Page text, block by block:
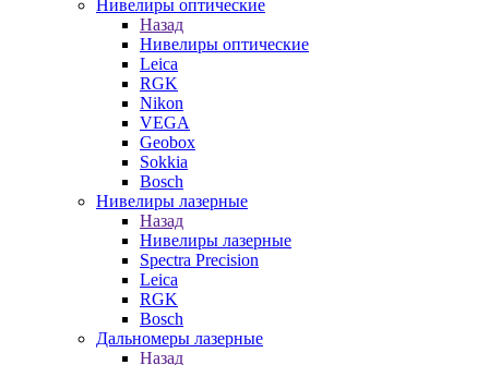
Нивелиры оптические
Назад
Нивелиры оптические
Leica
RGK
Nikon
VEGA
Geobox
Sokkia
Bosch
Нивелиры лазерные
Назад
Нивелиры лазерные
Spectra Precision
Leica
RGK
Bosch
Дальномеры лазерные
Назад